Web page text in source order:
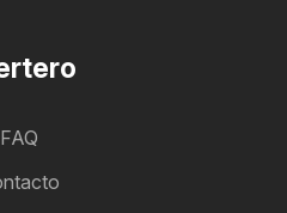
FAQ